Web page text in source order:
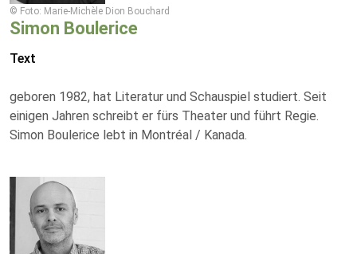
© Foto: Marie-Michèle Dion Bouchard
Simon Boulerice
Text
geboren 1982, hat Literatur und Schauspiel studiert. Seit
einigen Jahren schreibt er fürs Theater und führt Regie.
Simon Boulerice lebt in Montréal / Kanada.